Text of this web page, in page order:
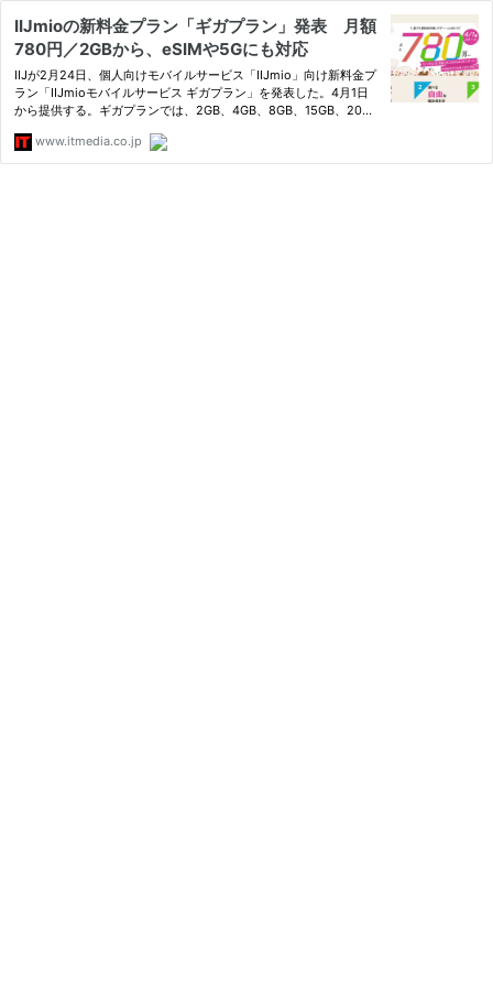
IIJmioの新料金プラン「ギガプラン」発表 月額
780円／2GBから、eSIMや5Gにも対応
IIJが2月24日、個人向けモバイルサービス「IIJmio」向け新料金プ
ラン「IIJmioモバイルサービス ギガプラン」を発表した。4月1日
から提供する。ギガプランでは、2GB、4GB、8GB、15GB、20GB
月額780円から。
www.itmedia.co.jp